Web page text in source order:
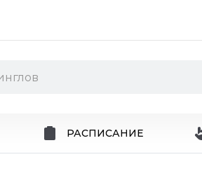
РАСПИСАНИЕ